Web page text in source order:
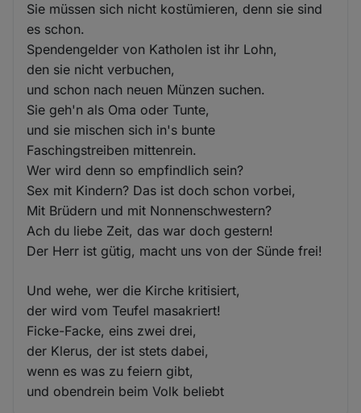
Sie müssen sich nicht kostümieren, denn sie sind
es schon.
Spendengelder von Katholen ist ihr Lohn,
den sie nicht verbuchen,
und schon nach neuen Münzen suchen.
Sie geh'n als Oma oder Tunte,
und sie mischen sich in's bunte
Faschingstreiben mittenrein.
Wer wird denn so empfindlich sein?
Sex mit Kindern? Das ist doch schon vorbei,
Mit Brüdern und mit Nonnenschwestern?
Ach du liebe Zeit, das war doch gestern!
Der Herr ist gütig, macht uns von der Sünde frei!
Und wehe, wer die Kirche kritisiert,
der wird vom Teufel masakriert!
Ficke-Facke, eins zwei drei,
der Klerus, der ist stets dabei,
wenn es was zu feiern gibt,
und obendrein beim Volk beliebt